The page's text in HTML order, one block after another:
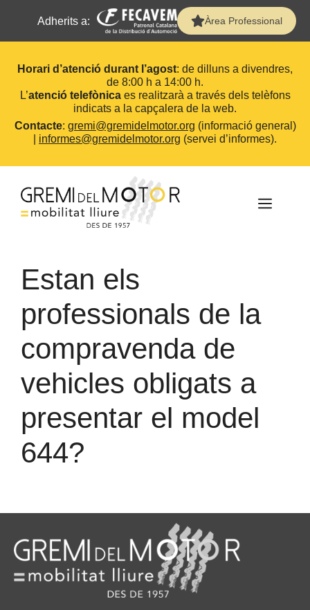
Adherits a: Àrea Professional
Horari d’atenció durant l’agost: de dilluns a divendres,
de 8:00 h a 14:00 h.
L’atenció telefònicaes realitzarà a través dels telèfons
indicats a la capçalera de la web.
Contacte: gremi@gremidelmotor.org (informació general)
informes@gremidelmotor.org (servei d’informes).
contingut
Estan els
professionals de la
compravenda de
vehicles obligats a
presentar el model
644?